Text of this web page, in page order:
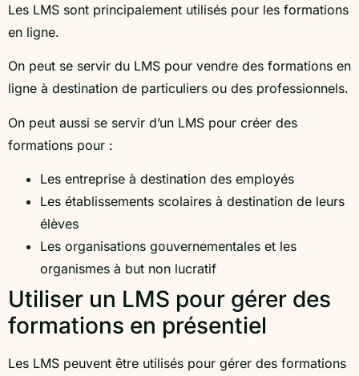
Les LMS sont principalement utilisés pour les formations
en ligne.
On peut se servir du LMS pour vendre des formations en
ligne à destination de particuliers ou des professionnels.
On peut aussi se servir d’un LMS pour créer des
formations pour :
Les entreprise à destination des employés
Les établissements scolaires à destination de leurs
élèves
Les organisations gouvernementales et les
organismes à but non lucratif
Utiliser un LMS pour gérer des
formations en présentiel
Les LMS peuvent être utilisés pour gérer des formations